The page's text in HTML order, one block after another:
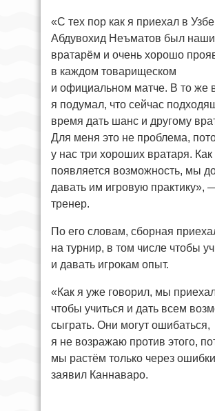
«С тех пор как я приехал в
Абдувохид Неъматов был
вратарём и очень хорошо
в каждом товарищеском
и официальном матче. В то же
я подумал, что сейчас
время дать шанс и другому
Для меня это не проблема,
у нас три хороших вратаря. Как
появляется возможность, мы
давать им игровую практику»,
тренер.
По его словам, сборная
на турнир, в том числе чтобы
и давать игрокам опыт.
«Как я уже говорил, мы
чтобы учиться и дать всем
сыграть. Они могут ошибаться,
я не возражаю против этого,
мы растём только через
заявил Каннаваро.